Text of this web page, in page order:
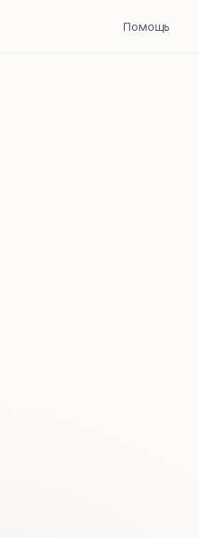
Помощь